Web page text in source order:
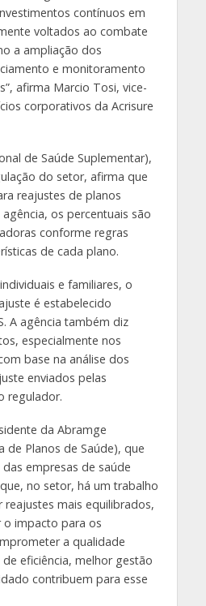
contínuos em
voltados ao combate
a ampliação dos
e monitoramento
afirma Marcio Tosi, vice-
corporativos da Acrisure
de Saúde Suplementar),
do setor, afirma que
reajustes de planos
os percentuais são
conforme regras
de cada plano.
e familiares, o
é estabelecido
A agência também diz
especialmente nos
base na análise dos
enviados pelas
regulador.
da Abramge
de Planos de Saúde), que
empresas de saúde
no setor, há um trabalho
reajustes mais equilibrados,
impacto para os
a qualidade
de eficiência, melhor gestão
contribuem para esse